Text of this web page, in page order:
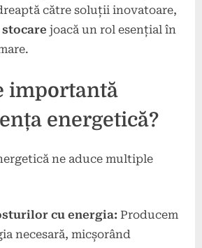
către soluții inovatoare,
joacă un rol esențial în
importantă
energetică?
ne aduce multiple
cu energia: Producem
necesară, micșorând